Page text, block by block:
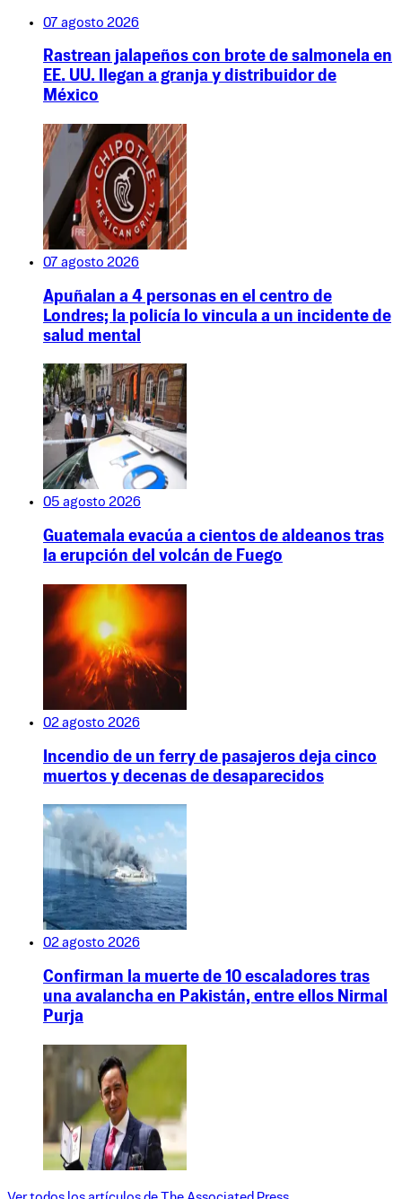
07 agosto 2026
Rastrean jalapeños con brote de salmonela en
EE. UU. llegan a granja y distribuidor de
México
07 agosto 2026
Apuñalan a 4 personas en el centro de
Londres; la policía lo vincula a un incidente de
salud mental
05 agosto 2026
Guatemala evacúa a cientos de aldeanos tras
la erupción del volcán de Fuego
02 agosto 2026
Incendio de un ferry de pasajeros deja cinco
muertos y decenas de desaparecidos
02 agosto 2026
Confirman la muerte de 10 escaladores tras
una avalancha en Pakistán, entre ellos Nirmal
Purja